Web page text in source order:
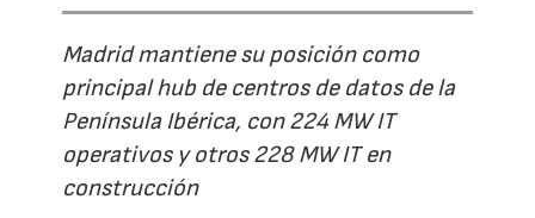
Madrid mantiene su posición como
principal hub de centros de datos de la
Península Ibérica, con 224 MW IT
operativos y otros 228 MW IT en
construcción